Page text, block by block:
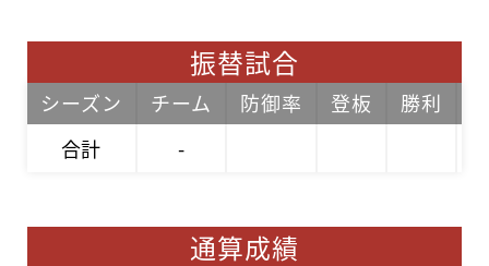
振替試合
シーズン チーム 防御率 登板 勝利
合計
-
通算成績